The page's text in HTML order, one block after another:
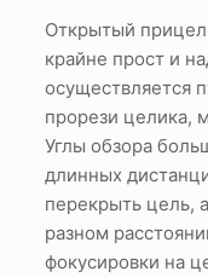
Открытый
крайне прост и
осуществляется
прорези целика,
Углы обзора
длинных
перекрыть цель,
разном
фокусировки на